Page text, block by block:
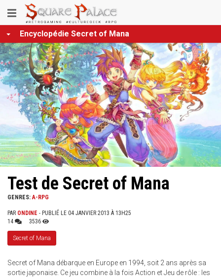
au
contenu
principal
Toggle
navigation
Encyclopédie Secret of Mana
Test de Secret of Mana
GENRES:A-RPG
PAR ONDINE - PUBLIÉ LE 04 JANVIER 2013 À 13H25
14
3536
Secret of Mana
Secret of Mana débarque en Europe en 1994, soit 2 ans après sa
sortie japonaise. Ce jeu combine à la fois Action et Jeu de rôle : les